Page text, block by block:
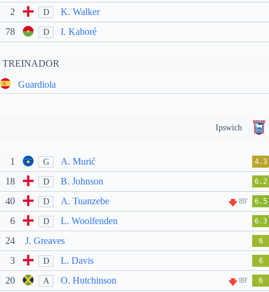
2
D
K. Walker
78
D I. Kaboré
TREINADOR
Guardiola
Ipswich
1 G A. Murić 4.3
18 D B. Johnson 6.2
40 D A. Tuanzebe 89' 6.5
6 D L. Woolfenden 6.3
24 J. Greaves 6
3 D L. Davis 6
20 A O. Hutchinson 89' 6